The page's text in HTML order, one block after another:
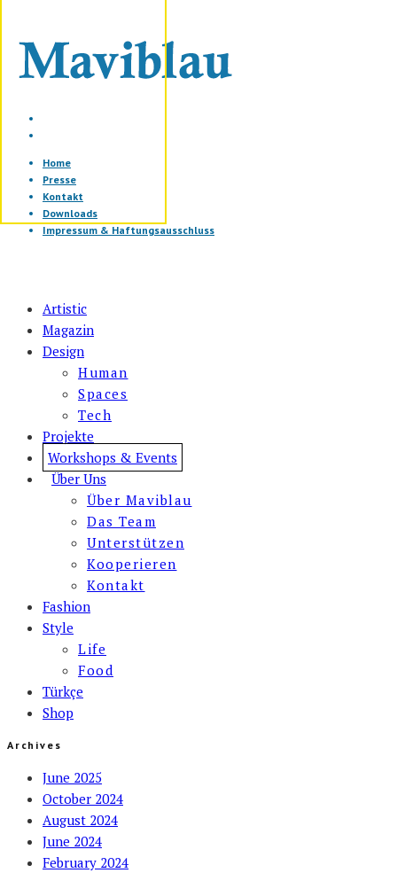
Home
Presse
Kontakt
Downloads
Impressum & Haftungsausschluss
Artistic
Magazin
Design
Human
Spaces
Tech
Projekte
Workshops & Events
Über Uns
Über Maviblau
Das Team
Unterstützen
Kooperieren
Kontakt
Fashion
Style
Life
Food
Türkçe
Shop
Archives
June 2025
October 2024
August 2024
June 2024
February 2024